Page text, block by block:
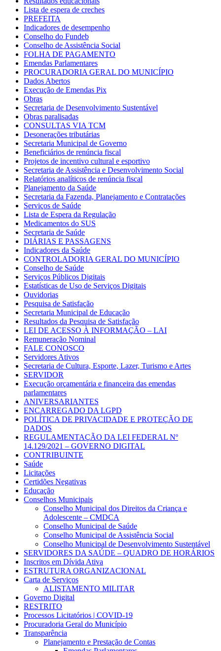
Lista de espera de creches
PREFEITA
Indicadores de desempenho
Conselho do Fundeb
Conselho de Assistência Social
FOLHA DE PAGAMENTO
Emendas Parlamentares
PROCURADORIA GERAL DO MUNICÍPIO
Dados Abertos
Execução de Emendas Pix
Obras
Secretaria de Desenvolvimento Sustentável
Obras paralisadas
CONSULTAS VIA TCM
Desonerações tributárias
Secretaria Municipal de Governo
Beneficiários de renúncia fiscal
Projetos de incentivo cultural e esportivo
Secretaria de Assistência e Desenvolvimento Social
Relatórios analíticos de renúncia fiscal
Planejamento da Saúde
Secretaria da Fazenda, Planejamento e Contratações
Serviços de Saúde
Lista de Espera da Regulação
Medicamentos do SUS
Secretaria de Saúde
DIÁRIAS E PASSAGENS
Indicadores da Saúde
CONTROLADORIA GERAL DO MUNICÍPIO
Conselho de Saúde
Serviços Públicos Digitais
Estatísticas de Uso de Serviços Digitais
Ouvidorias
Pesquisa de Satisfação
Secretaria Municipal de Educação
Resultados da Pesquisa de Satisfação
LEI DE ACESSO À INFORMAÇÃO – LAI
Remuneração Nominal
FALE CONOSCO
Servidores Ativos
Secretaria de Cultura, Esporte, Lazer, Turismo e Artes
SERVIDOR
Execução orçamentária e financeira das emendas
parlamentares
ANIVERSARIANTES
ENCARREGADO DA LGPD
POLÍTICA DE PRIVACIDADE E PROTEÇÃO DE
DADOS
REGULAMENTAÇÃO DA LEI FEDERAL Nº
14.129/2021 – GOVERNO DIGITAL
CONTRIBUINTE
Saúde
Licitações
Certidões Negativas
Educação
Conselhos Municipais
Conselho Municipal dos Direitos da Criança e
Adolescente – CMDCA
Conselho Municipal de Saúde
Conselho Municipal de Assistência Social
Conselho Municipal de Desenvolvimento Sustentável
SERVIDORES DA SAÚDE – QUADRO DE HORÁRIOS
Inscritos em Dívida Ativa
ESTRUTURA ORGANIZACIONAL
Carta de Serviços
ALISTAMENTO MILITAR
Governo Digital
RESTRITO
Processos Licitatórios | COVID-19
Procuradoria Geral do Município
Transparência
Planejamento e Prestação de Contas